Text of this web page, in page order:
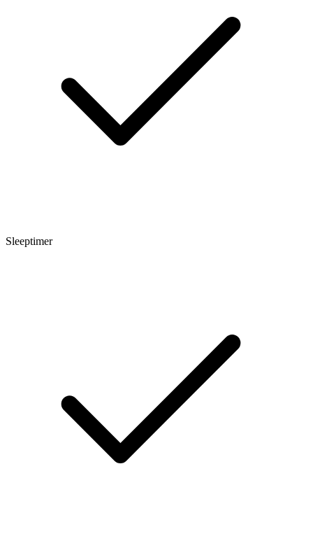
Sleeptimer